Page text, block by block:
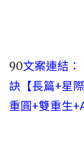
90文案連結：
訣【長篇+星
重圓+雙重生